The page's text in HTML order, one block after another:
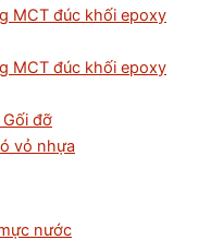
MCT đúc khối epoxy
MCT đúc khối epoxy
đỡ
vỏ nhựa
nước